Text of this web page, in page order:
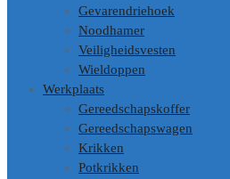
Gevarendriehoek
Noodhamer
Veiligheidsvesten
Wieldoppen
Werkplaats
Gereedschapskoffer
Gereedschapswagen
Krikken
Potkrikken